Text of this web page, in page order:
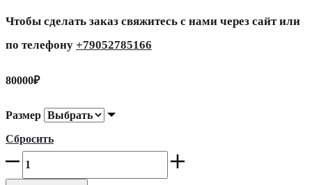
Чтобы сделать заказ свяжитесь с нами через сайт или
по телефону +79052785166
80000₽
Размер
Сбросить
Платье